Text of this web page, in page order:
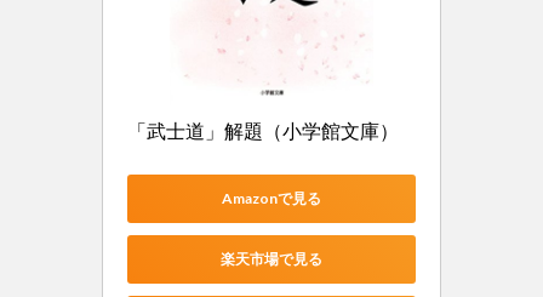
「武士道」解題（小学館文庫）
Amazonで見る
楽天市場で見る